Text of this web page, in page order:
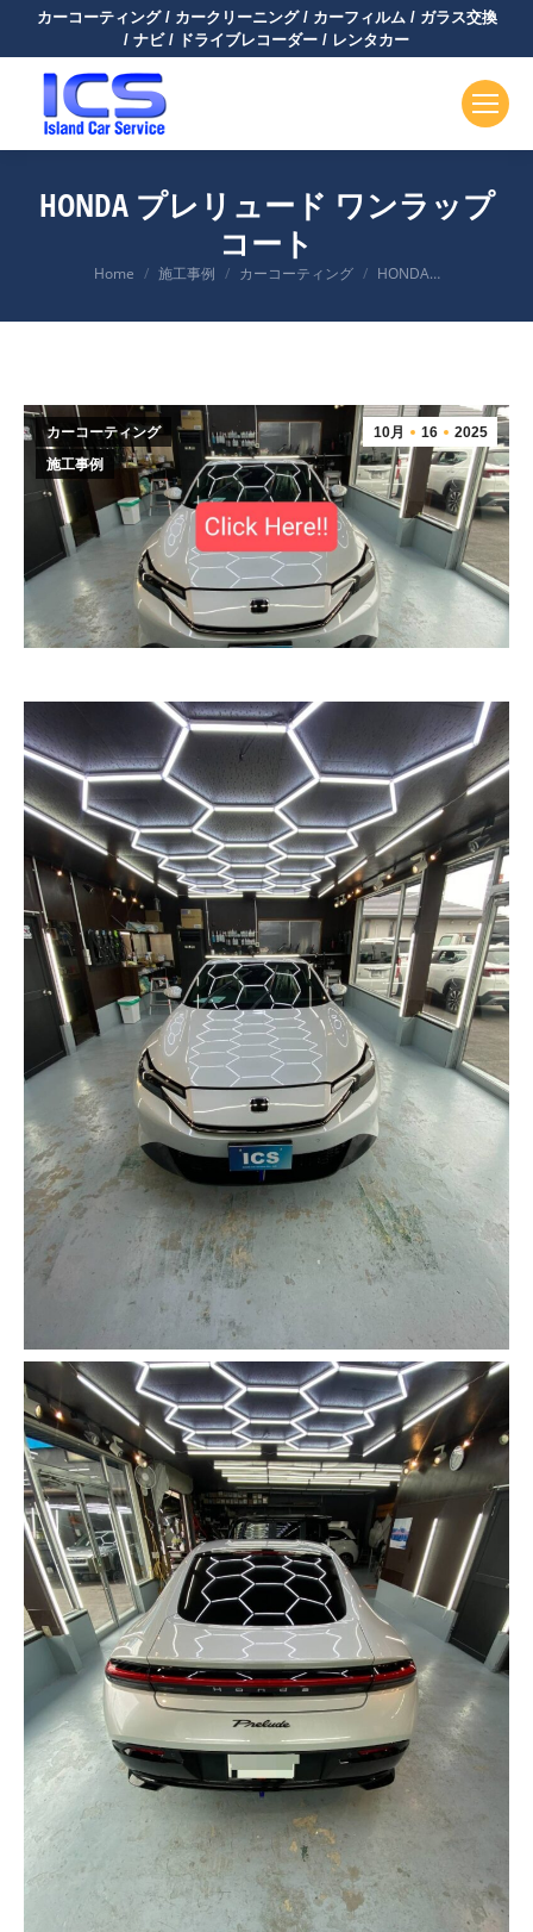
カーコーティング / カークリーニング / カーフィルム / ガラス交換
/ ナビ / ドライブレコーダー / レンタカー
HONDA プレリュード ワンラップ
コート
You are here:
Home 施工事例 カーコーティング HONDA…
10月 16 2025
カーコーティング
施工事例